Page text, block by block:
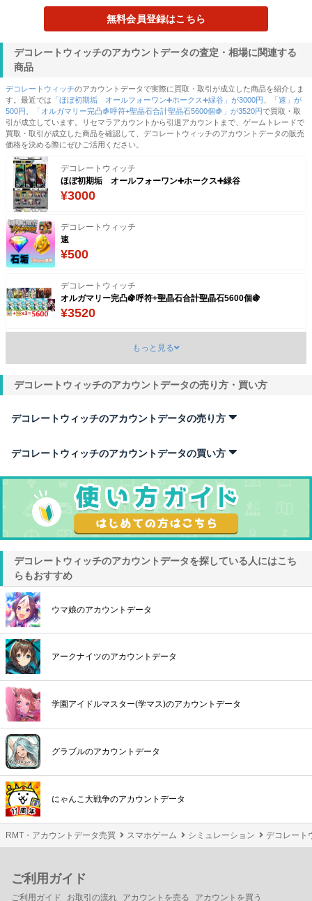
リセマラ・初期アカウントの販売価格を決める際にぜひ参考にしてみてください。
妖怪ウォッチ ぷにぷにの「 39 SAOコラボセール🌈 極ツチ・98万ワイポ‼️
今日まで‼️マキマアガスティアオーブ3100
リセマラ・初期アカウントの販売価格を決める際にぜひ参考にしてみてください。
無料会員登録はこちら
デコレートウィッチのアカウントデータの査定・相場に関連する
商品
デコレートウィッチのアカウントデータで実際に買取・取引が成立した商品を紹介しま
す。最近では 「ほぼ初期垢 オールフォーワン➕ホークス➕緑谷」が3000円 、
「速」が
500円 、 「オルガマリー完凸🍇呼符+聖晶石合計聖晶石5600個🍇」が3520円で買取・取
引が成立しています。リセマラアカウントから引退アカウントまで、ゲームトレードで
買取・取引が成立した商品を確認して、デコレートウィッチのアカウントデータの販売
価格を決める際にぜひご活用ください。
デコレートウィッチ
ほぼ初期垢 オールフォーワン➕ホークス➕緑谷
¥3000
デコレートウィッチ
速
¥500
デコレートウィッチ
オルガマリー完凸🍇呼符+聖晶石合計聖晶石5600個🍇
¥3520
もっと見る
安全18
( ◍´꒳`◍)様専用金ドラゴン
¥2909
デコレートウィッチ
ツギハギメルティエプロンx4
¥1200
【ゲンジリーグスキン＆ミシック】PC版OW1所持 Lv 110 DPS
ブロンズ5
¥2700
デコレートウィッチ
fd14様専用
¥820
デコレートウィッチのアカウントデータの売り方・買い方
デコレートウィッチのアカウントデータの売り方
アカウントの内容がわかる商品名と説明文、アカウントの詳細がわかる画像をセッ
トし、査定・相場機能で確認した上で希望する販売価格を入力しましょう。アカウ
を存分に伝えることができます！また、などの情報をしっかり記載しておくことで
購入者に見つけてもらいやすくなります。どのようにアカウントデータが出品され
ているのか確認したい場合は、デコレートウィッチ
のアカウントデータの商品一覧
から確認できるので参考にしてみてください。購入者が購入・検討しやすいような
出品情報を記載して、スムーズなお取引を心がけましょう。
別メッセージでアカウントデータを引継ぎ、引継ぎが完了した後に評価を行うと取
引が完了します。さらに詳しく
データを売るから確認することもできます。
デコレートウィッチのアカウントデータの買い方
でほしいアカウントデータを見つけやすくなります。やり方は簡単で、
ウントデータの条件や欲しいキャラクターの名前やレアなアイテム名などのキーワ
ードを入力する、購入希望価格帯などから出品商品一覧を絞り込むことができま
す。ほしいアカウントを見つけたら、対象商品にいいねを押すことでマイページの
検討中リストに追加されます。検討中の商品が値下げがされたら、値下げ通知を受
け取ることもできるので、是非活用して、あなたが欲しいアカウントデータを見つ
購入を希望の場合はアカウント詳細ページから購入手続きへ進み、お支払いを完了
後、出品者との個別メッセージが可能になります。個別メッセージを利用しアカウ
ントデータの引継ぎ情報を教えてもらった後は必ず、正常に引継ぎできるか、出品
内容との相違がないかを確認しましょう。
商品の確認後に出品者、購入者、双方で評価を行うと取引が完了します。取引完了
まで代金はゲームトレードが一時的にお預かりさせていただくので
がおこなえます。さらに詳細な
データを買う
から確認することもできます。
デコレートウィッチのアカウントデータを探している人にはこち
らもおすすめ
ウマ娘のアカウントデータ
アークナイツのアカウントデータ
学園アイドルマスター(学マス)のアカウントデータ
グラブルのアカウントデータ
にゃんこ大戦争のアカウントデータ
RMT・アカウントデータ売買 スマホゲーム シミュレーション デコレート
ご利用ガイド
ご利用ガイド お取引の流れ アカウントを売る アカウントを買う